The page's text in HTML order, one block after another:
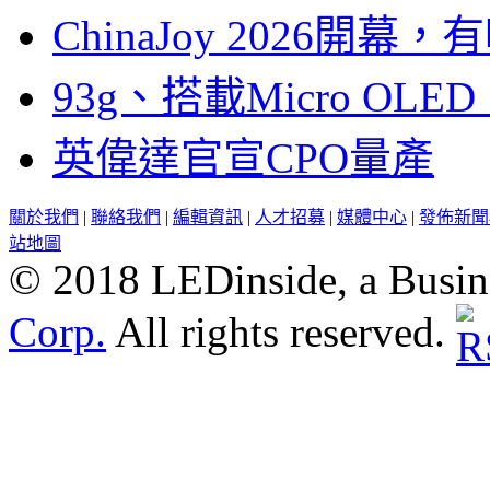
ChinaJoy 2026開幕，
93g、搭載Micro
英偉達官宣CPO量產
關於我們 | 聯絡我們 | 編輯資訊 | 人才招募 | 媒體中心 | 發佈新
站地圖
© 2018 LEDinside, a
Corp. All rights reserved.